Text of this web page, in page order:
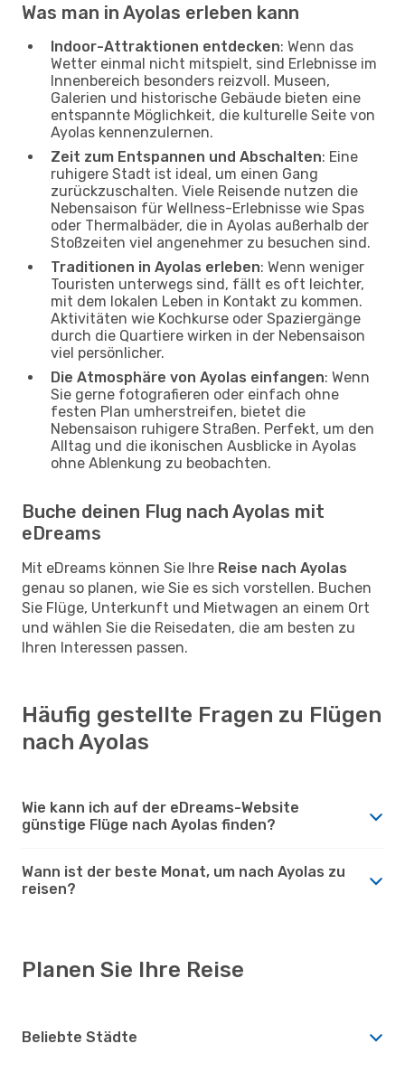
Was man in Ayolas erleben kann
Indoor-Attraktionen entdecken: Wenn das
Wetter einmal nicht mitspielt, sind Erlebnisse im
Innenbereich besonders reizvoll. Museen,
Galerien und historische Gebäude bieten eine
entspannte Möglichkeit, die kulturelle Seite von
Ayolas kennenzulernen.
Zeit zum Entspannen und Abschalten: Eine
ruhigere Stadt ist ideal, um einen Gang
zurückzuschalten. Viele Reisende nutzen die
Nebensaison für Wellness-Erlebnisse wie Spas
oder Thermalbäder, die in Ayolas außerhalb der
Stoßzeiten viel angenehmer zu besuchen sind.
Traditionen in Ayolas erleben: Wenn weniger
Touristen unterwegs sind, fällt es oft leichter,
mit dem lokalen Leben in Kontakt zu kommen.
Aktivitäten wie Kochkurse oder Spaziergänge
durch die Quartiere wirken in der Nebensaison
viel persönlicher.
Die Atmosphäre von Ayolas einfangen: Wenn
Sie gerne fotografieren oder einfach ohne
festen Plan umherstreifen, bietet die
Nebensaison ruhigere Straßen. Perfekt, um den
Alltag und die ikonischen Ausblicke in Ayolas
ohne Ablenkung zu beobachten.
Buche deinen Flug nach Ayolas mit
eDreams
Mit eDreams können Sie Ihre Reise nach Ayolas
genau so planen, wie Sie es sich vorstellen. Buchen
Sie Flüge, Unterkunft und Mietwagen an einem Ort
und wählen Sie die Reisedaten, die am besten zu
Ihren Interessen passen.
Häufig gestellte Fragen zu Flügen
nach Ayolas
Wie kann ich auf der eDreams-Website
günstige Flüge nach Ayolas finden?
Wann ist der beste Monat, um nach Ayolas zu
reisen?
Planen Sie Ihre Reise
Beliebte Städte